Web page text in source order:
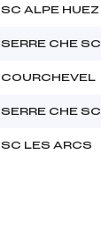
SC ALPE HUEZ
SERRE CHE SC
COURCHEVEL
SERRE CHE SC
SC LES ARCS